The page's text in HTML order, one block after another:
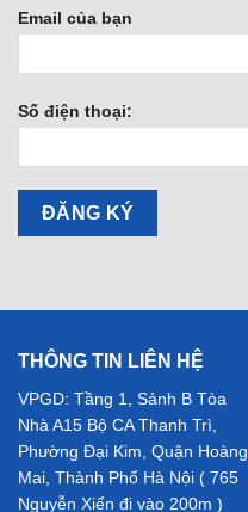
Email của bạn
Số điện thoại:
THÔNG TIN LIÊN HỆ
VPGD: Tầng 1, Sảnh B Tòa
Nhà A15 Bộ CA Thanh Trì,
Phường Đại Kim, Quận Hoàng
Mai, Thành Phố Hà Nội ( 765
Nguyễn Xiển đi vào 200m )